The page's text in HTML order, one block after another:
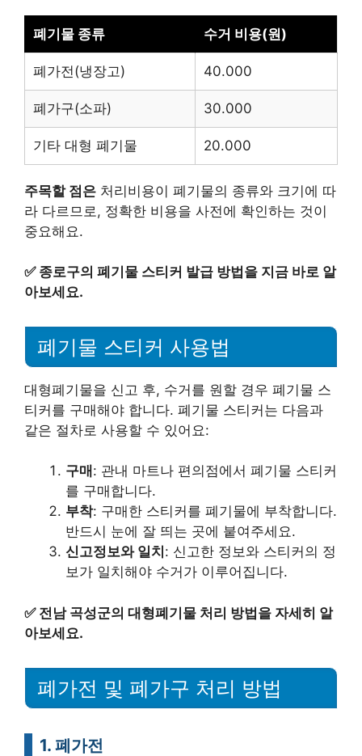
폐기물 종류 수거 비용(원)
폐가전(냉장고) 40.000
폐가구(소파) 30.000
기타 대형 폐기물 20.000
주목할 점은 처리비용이 폐기물의 종류와 크기에 따
라 다르므로, 정확한 비용을 사전에 확인하는 것이
중요해요.
✅ 종로구의 폐기물 스티커 발급 방법을 지금 바로 알
아보세요.
폐기물 스티커 사용법
대형폐기물을 신고 후, 수거를 원할 경우 폐기물 스
티커를 구매해야 합니다. 폐기물 스티커는 다음과
같은 절차로 사용할 수 있어요:
구매 : 관내 마트나 편의점에서 폐기물 스티커
를 구매합니다.
부착: 구매한 스티커를 폐기물에 부착합니다.
반드시 눈에 잘 띄는 곳에 붙여주세요.
신고정보와 일치 : 신고한 정보와 스티커의 정
보가 일치해야 수거가 이루어집니다.
✅ 전남 곡성군의 대형폐기물 처리 방법을 자세히 알
아보세요.
폐가전 및 폐가구 처리 방법
1. 폐가전